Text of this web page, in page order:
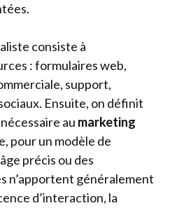
consiste à
: formulaires web,
support,
Ensuite, on définit
au marketing
pour un modèle de
précis ou des
n’apportent généralement
d’interaction, la